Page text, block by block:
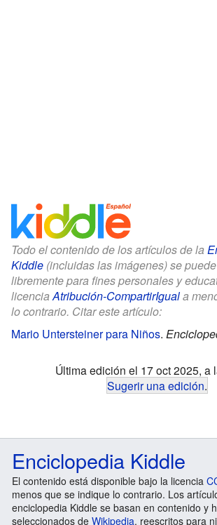
Todo el contenido de los artículos de la
Kiddle (incluidas las imágenes) se
libremente para fines personales y
licenciaAtribución-CompartirIguala
lo contrario. Citar este artículo:
Mario Untersteiner para Niños.
Última edición el 17 oct 2025, a
Sugerir una edición.
Enciclopedia Kiddle
El contenido está disponible bajo la licencia
menos que se indique lo contrario. Los
enciclopedia Kiddle se basan en contenido y
seleccionados de Wikipedia, reescritos para